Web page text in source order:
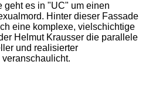
geht es in "UC" um einen
Hinter dieser Fassade
eine komplexe, vielschichtige
Helmut Krausser die parallele
und realisierter